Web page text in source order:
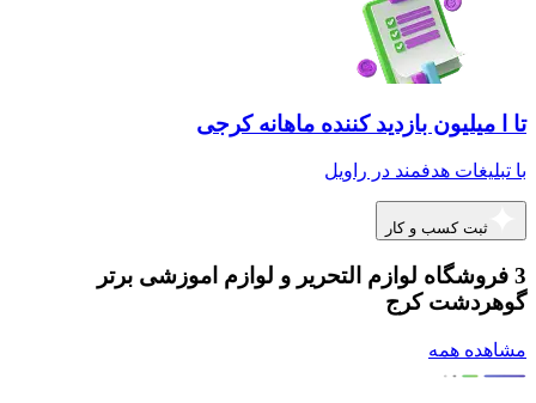
تا ا میلیون بازدید کننده ماهانه کرجی
با تبلیغات هدفمند در راویل
ثبت کسب و کار
3 فروشگاه لوازم التحریر و لوازم اموزشی برتر
گوهردشت کرج
مشاهده همه